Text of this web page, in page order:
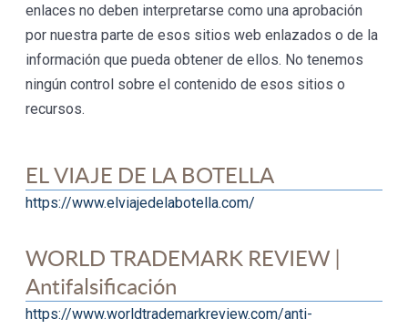
enlaces no deben interpretarse como una aprobación
por nuestra parte de esos sitios web enlazados o de la
información que pueda obtener de ellos. No tenemos
ningún control sobre el contenido de esos sitios o
recursos.
EL VIAJE DE LA BOTELLA
https://www.elviajedelabotella.com/
WORLD TRADEMARK REVIEW |
Antifalsificación
https://www.worldtrademarkreview.com/anti-